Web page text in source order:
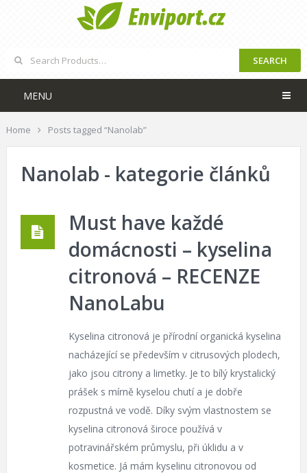
SEARCH
MENU
Home Posts tagged “Nanolab”
Nanolab - kategorie článků
Must have každé
domácnosti – kyselina
citronová – RECENZE
NanoLabu
Kyselina citronová je přírodní organická kyselina
nacházející se především v citrusových plodech,
jako jsou citrony a limetky. Je to bílý krystalický
prášek s mírně kyselou chutí a je dobře
rozpustná ve vodě. Díky svým vlastnostem se
kyselina citronová široce používá v
potravinářském průmyslu, při úklidu a v
kosmetice. Já mám kyselinu citronovou od